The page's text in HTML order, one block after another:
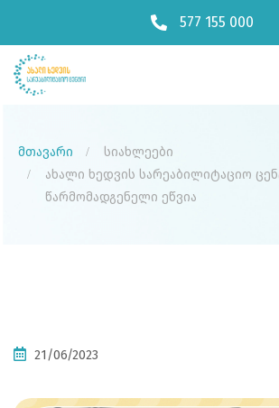
577 155 000
მთავარი
სიახლეები
ახალი ხედვის სარეაბილიტაციო
წარმომადგენელი ეწვია
21/06/2023